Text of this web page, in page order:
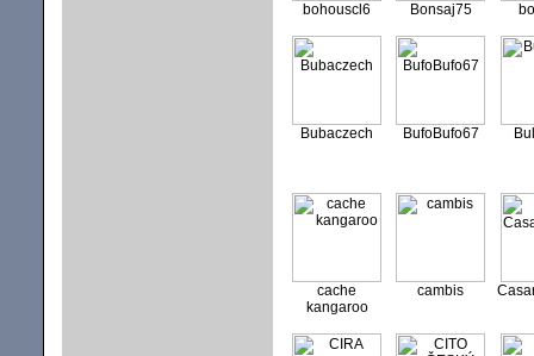
bohouscl6 Bonsaj75
Bubaczech BufoBufo67
cache
kangaroo
cambis